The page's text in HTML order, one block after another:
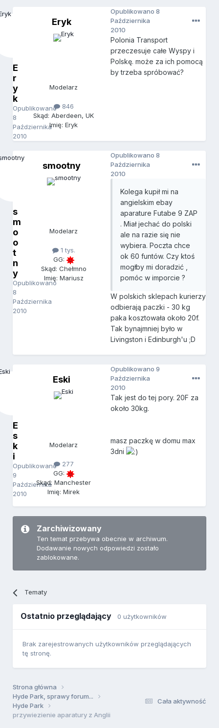
E
r
y
k
Opublikowano
8
Października
2010
Eryk
Modelarz
846
Skąd: Aberdeen, UK
Imię: Eryk
Opublikowano8
Października
2010
Polonia Transport
przeczesuje całe Wyspy i
Polskę. może za ich pomocą
by trzeba spróbować?
s
m
o
o
t
n
y
Opublikowano
8
Października
2010
smootny
Modelarz
1 tys.
GG:
Skąd: Chełmno
Imię: Mariusz
Opublikowano8
Października
2010
Kolega kupił mi na
angielskim ebay
aparature Futabe 9 ZAP
. Miał jechać do polski
ale na razie się nie
wybiera. Poczta chce
ok 60 funtów. Czy ktoś
mogłby mi doradzić ,
pomóc w imporcie ?
W polskich sklepach kurierzy
odbierają paczki - 30 kg
paka kosztowała około 20f.
Tak bynajmniej było w
Livingston i Edinburgh'u ;D
E
s
k
i
Opublikowano
9
Października
2010
Eski
Modelarz
277
GG:
Skąd: Manchester
Imię: Mirek
Opublikowano9
Października
2010
Tak jest do tej pory. 20F za
około 30kg.
masz paczkę w domu max
3dni
Zarchiwizowany
Ten temat przebywa obecnie w archiwum.
Dodawanie nowych odpowiedzi zostało
zablokowane.
Tematy
Ostatnio przeglądający 0 użytkowników
Brak zarejestrowanych użytkowników przeglądających
tę stronę.
Cała aktywność
Strona główna
Hyde Park, sprawy forum...
Hyde Park
przywiezienie aparatury z Anglii